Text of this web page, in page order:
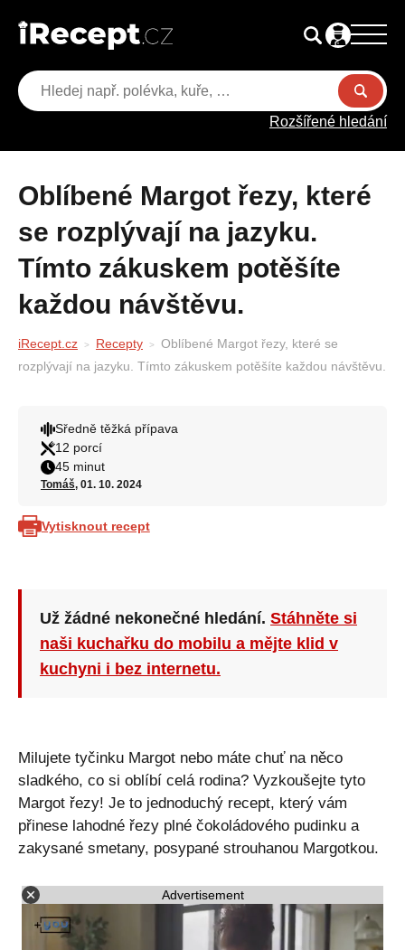
Rozšířené hledání
Oblíbené Margot řezy, které
se rozplývají na jazyku.
Tímto zákuskem potěšíte
každou návštěvu.
iRecept.cz Recepty
Oblíbené Margot řezy, které se
rozplývají na jazyku. Tímto zákuskem potěšíte každou návštěvu.
Sředně těžká přípava
12 porcí
45 minut
Tomáš, 01. 10. 2024
Vytisknout recept
Už žádné nekonečné hledání. Stáhněte si
naši kuchařku do mobilu a mějte klid v
kuchyni i bez internetu.
Milujete tyčinku Margot nebo máte chuť na něco
sladkého, co si oblíbí celá rodina? Vyzkoušejte tyto
Margot řezy! Je to jednoduchý recept, který vám
přinese lahodné řezy plné čokoládového pudinku a
zakysané smetany, posypané strouhanou Margotkou.
Advertisement